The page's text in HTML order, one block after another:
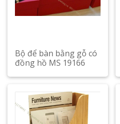
Bộ để bàn bằng gỗ có
đồng hồ MS 19166
Xem chi tiết